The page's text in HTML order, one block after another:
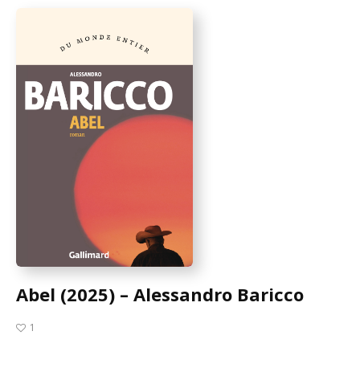
Abel (2025) – Alessandro Baricco
1